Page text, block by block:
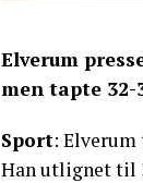
Elverum
men tapte 32-
Sport:
Han utlignet til